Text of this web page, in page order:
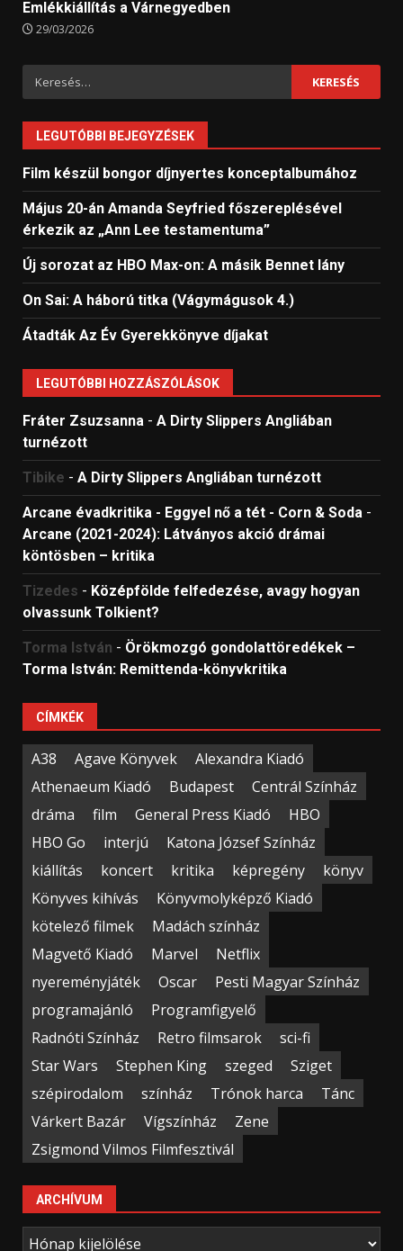
Emlékkiállítás a Várnegyedben
29/03/2026
Keresés:
LEGUTÓBBI BEJEGYZÉSEK
Film készül bongor díjnyertes konceptalbumához
Május 20-án Amanda Seyfried főszereplésével
érkezik az „Ann Lee testamentuma”
Új sorozat az HBO Max-on: A másik Bennet lány
On Sai: A ​háború titka (Vágymágusok 4.)
Átadták Az Év Gyerekkönyve díjakat
LEGUTÓBBI HOZZÁSZÓLÁSOK
Fráter Zsuzsanna - A Dirty Slippers Angliában
turnézott
Tibike - A Dirty Slippers Angliában turnézott
Arcane évadkritika - Eggyel nő a tét - Corn & Soda -
Arcane (2021-2024): Látványos akció drámai
köntösben – kritika
Tizedes - Középfölde felfedezése, avagy hogyan
olvassunk Tolkient?
Torma István - Örökmozgó gondolattöredékek –
Torma István: Remittenda-könyvkritika
CÍMKÉK
A38 Agave Könyvek
Alexandra Kiadó
Athenaeum Kiadó
Budapest
Centrál Színház
dráma
film General Press Kiadó
HBO
HBO Go
interjú
Katona József Színház
kiállítás
koncert kritika képregény
könyv
Könyves kihívás
Könyvmolyképző Kiadó
kötelező filmek
Madách színház
Magvető Kiadó
Marvel
Netflix
nyereményjáték
Oscar
Pesti Magyar Színház
programajánló
Programfigyelő
Radnóti Színház
Retro filmsarok
sci-fi
Star Wars
Stephen King szeged
Sziget
szépirodalom
színház Trónok harca
Tánc
Várkert Bazár
Vígszínház
Zene
Zsigmond Vilmos Filmfesztivál
ARCHÍVUM
Archívum